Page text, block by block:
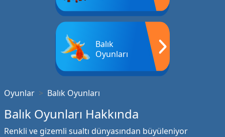
Balık
Oyunları
Oyunlar Balık Oyunları
Balık Oyunları Hakkında
Renkli ve gizemli sualtı dünyasından büyüleniyor